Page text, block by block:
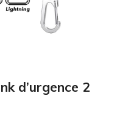
d’urgence 2